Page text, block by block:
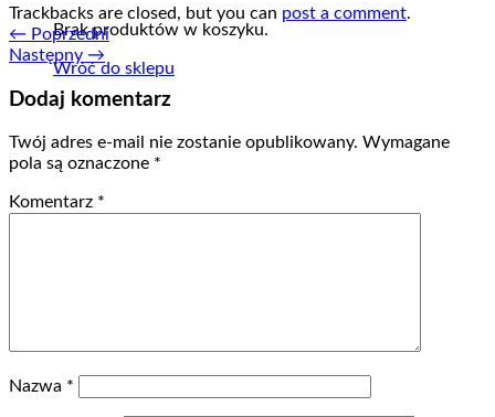
Brak produktów w koszyku.
Wróć do sklepu
Trackbacks are closed, but you can post a comment.
← Poprzedni
Następny →
Dodaj komentarz
Twój adres e-mail nie zostanie opublikowany. Wymagane
pola są oznaczone *
Komentarz *
Nazwa *